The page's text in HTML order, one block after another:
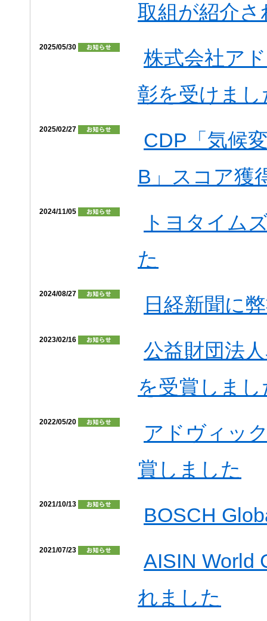
取組が紹介
2025/05/30
株式会社ア
彰を受けまし
2025/02/27
CDP「気候
B」スコア獲
2024/11/05
トヨタイム
た
2024/08/27 日経新聞に
2023/02/16
公益財団法
を受賞しまし
2022/05/20
アドヴィッ
賞しました
2021/10/13 BOSCH
2021/07/23
AISIN World
れました